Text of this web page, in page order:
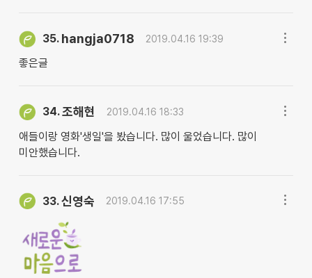
35. hangja0718 2019.04.16 19:39
좋은글
34.조해현 2019.04.16 18:33
애들이랑 영화'생일'을 봤습니다. 많이 울었습니다. 많이
미안했습니다.
33.신영숙 2019.04.16 17:55